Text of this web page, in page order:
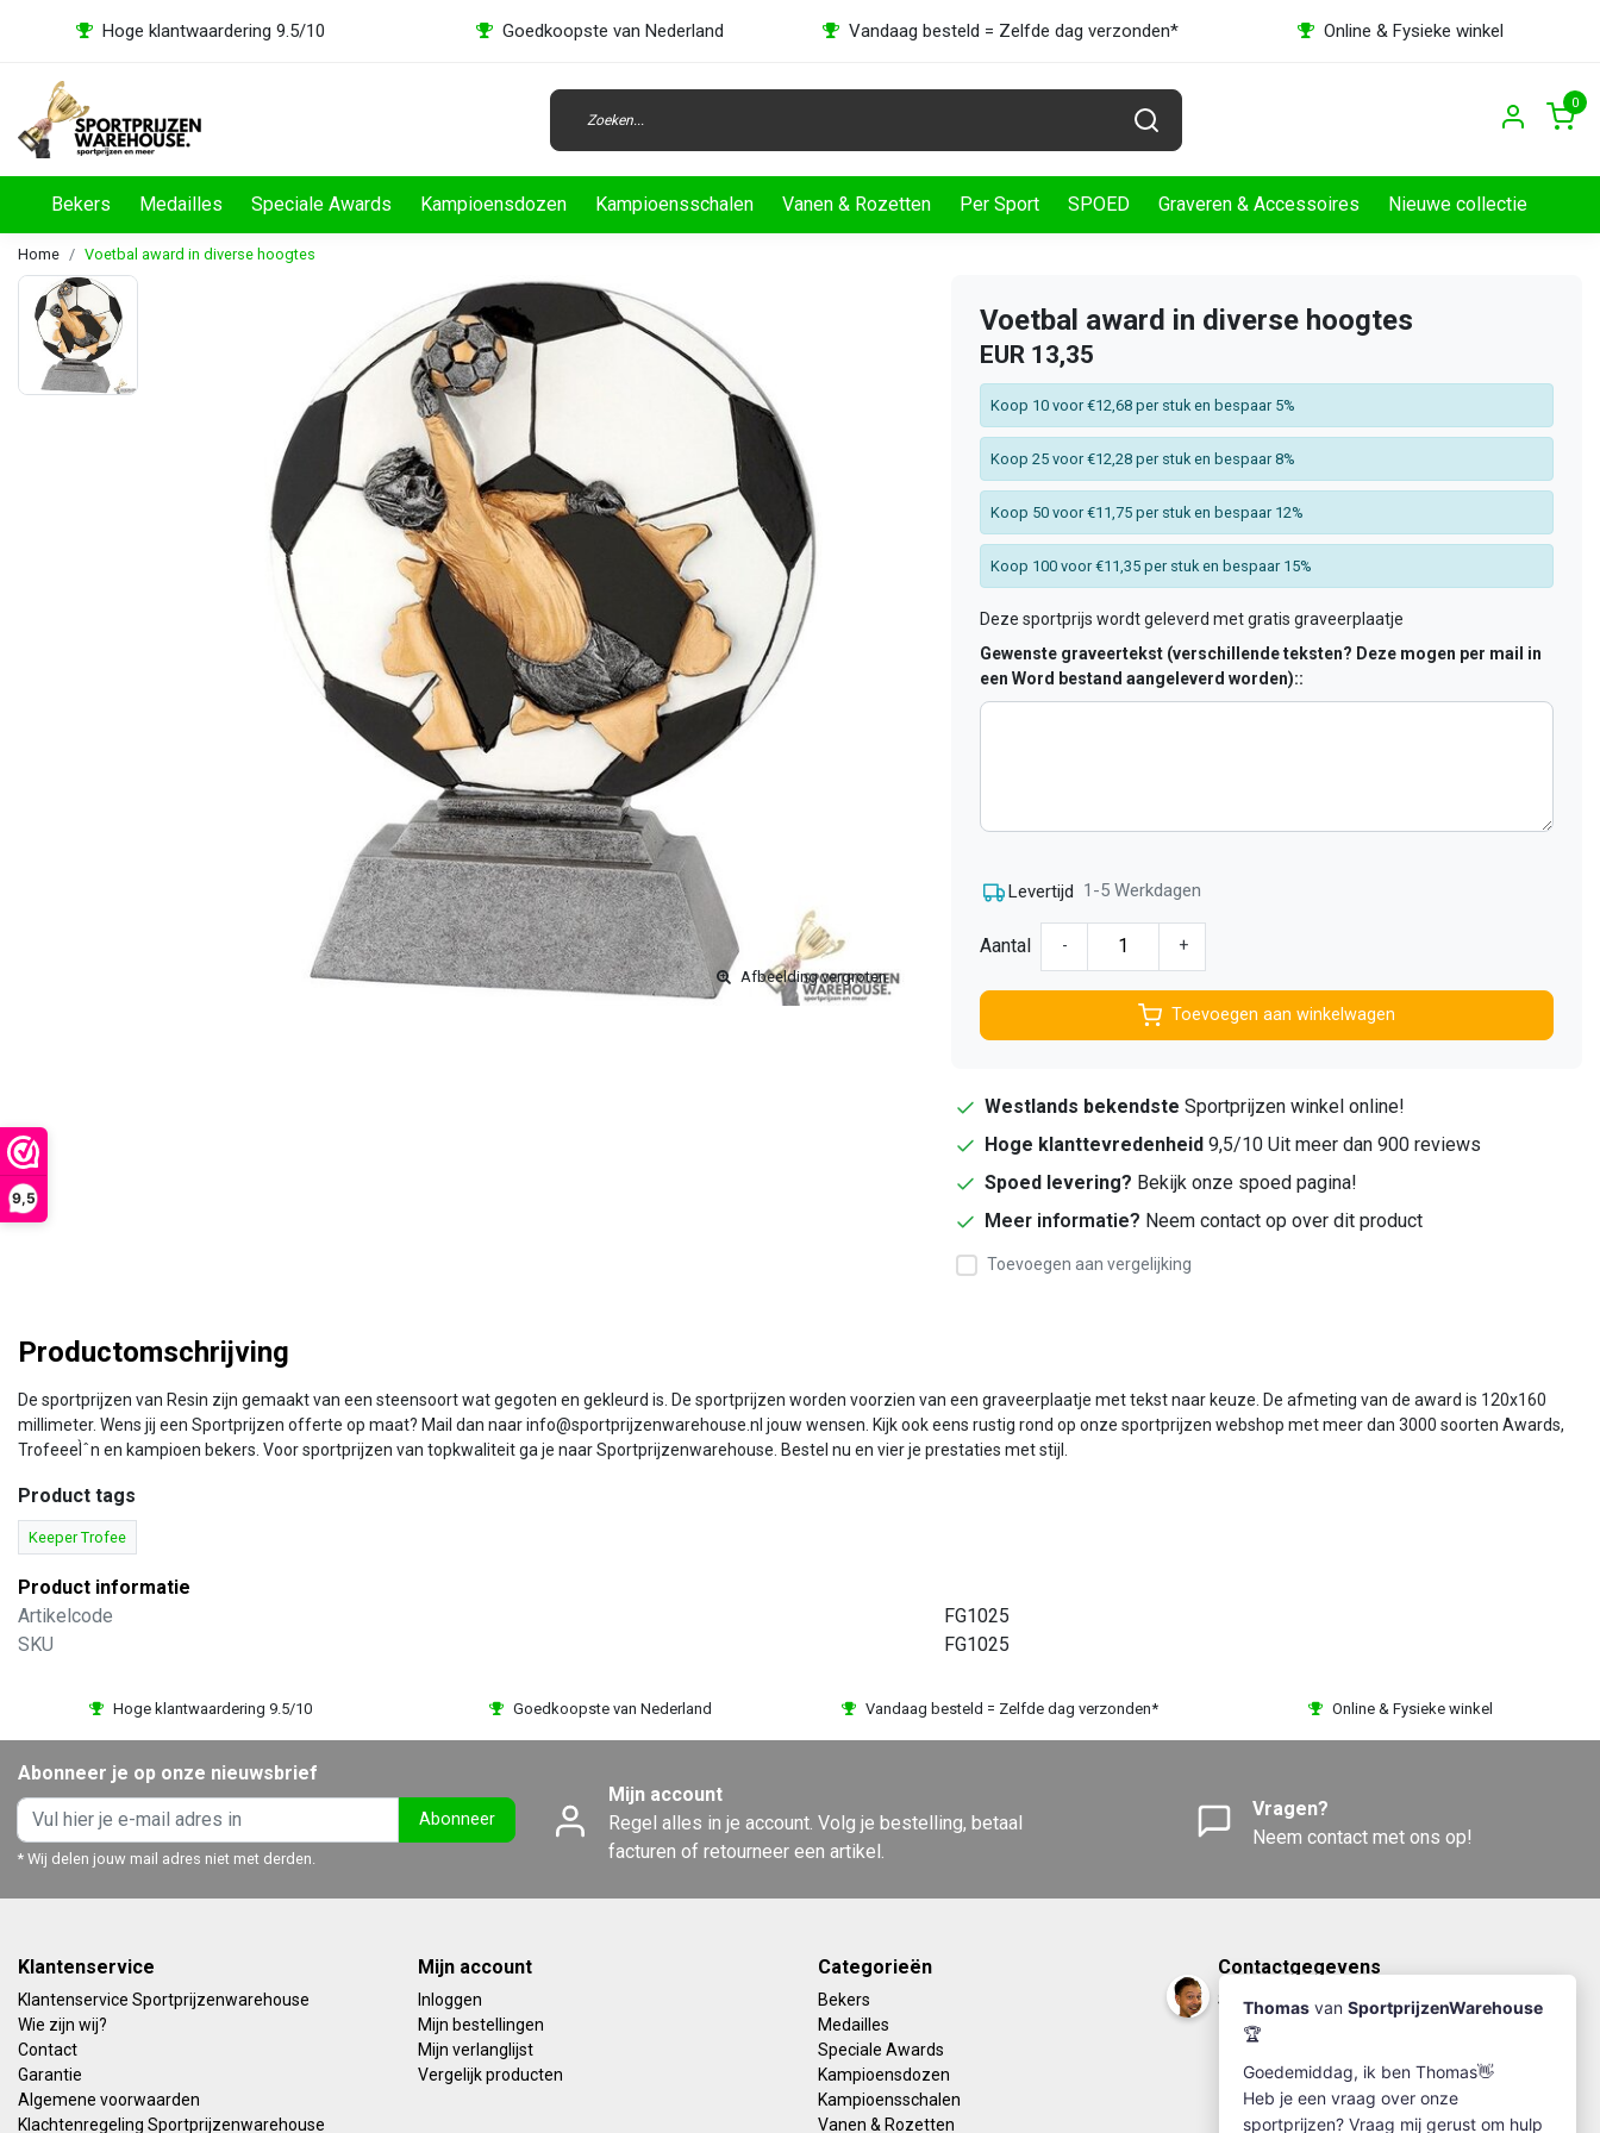
9,5
Hoge klantwaardering 9.5/10 Goedkoopste van Nederland Vandaag besteld = Zelfde dag verzonden* Online & Fysieke winkel
0
Bekers Medailles Speciale Awards Kampioensdozen Kampioensschalen Vanen & Rozetten Per Sport SPOED Graveren & Accessoires Nieuwe collectie
Home Voetbal award in diverse hoogtes
Afbeelding vergroten
Voetbal award in diverse hoogtes
EUR 13,35
Koop 10 voor €12,68 per stuk en bespaar 5%
Koop 25 voor €12,28 per stuk en bespaar 8%
Koop 50 voor €11,75 per stuk en bespaar 12%
Koop 100 voor €11,35 per stuk en bespaar 15%
Deze sportprijs wordt geleverd met gratis graveerplaatje
Gewenste graveertekst (verschillende teksten? Deze mogen per mail in
een Word bestand aangeleverd worden)::
Levertijd 1-5 Werkdagen
Aantal - +
Toevoegen aan winkelwagen
Westlands bekendste Sportprijzen winkel online!
Hoge klanttevredenheid 9,5/10 Uit meer dan 900 reviews
Spoed levering? Bekijk onze spoed pagina!
Meer informatie? Neem contact op over dit product
Toevoegen aan vergelijking
Productomschrijving
De sportprijzen van Resin zijn gemaakt van een steensoort wat gegoten en gekleurd is. De sportprijzen worden voorzien van een graveerplaatje met tekst naar keuze. De afmeting van de award is 120x160
millimeter. Wens jij een Sportprijzen offerte op maat? Mail dan naar info@sportprijzenwarehouse.nl jouw wensen. Kijk ook eens rustig rond op onze sportprijzen webshop met meer dan 3000 soorten Awards,
TrofeeeÌˆn en kampioen bekers. Voor sportprijzen van topkwaliteit ga je naar Sportprijzenwarehouse. Bestel nu en vier je prestaties met stijl.
Product tags
Keeper Trofee
Product informatie
Artikelcode
FG1025
SKU
FG1025
Hoge klantwaardering 9.5/10 Goedkoopste van Nederland Vandaag besteld = Zelfde dag verzonden* Online & Fysieke winkel
Abonneer je op onze nieuwsbrief
Abonneer
* Wij delen jouw mail adres niet met derden.
Mijn account
Regel alles in je account. Volg je bestelling, betaal
facturen of retourneer een artikel.
Vragen?
Neem contact met ons op!
Klantenservice
Klantenservice Sportprijzenwarehouse
Wie zijn wij?
Contact
Garantie
Algemene voorwaarden
Klachtenregeling Sportprijzenwarehouse
Mijn account
Inloggen
Mijn bestellingen
Mijn verlanglijst
Vergelijk producten
Categorieën
Bekers
Medailles
Speciale Awards
Kampioensdozen
Kampioensschalen
Vanen & Rozetten
Contactgegevens
Sportprijzenwarehouse
+31(0)174-641111
Kleine Woerdlaan 19
2671 CA - Naaldwijk